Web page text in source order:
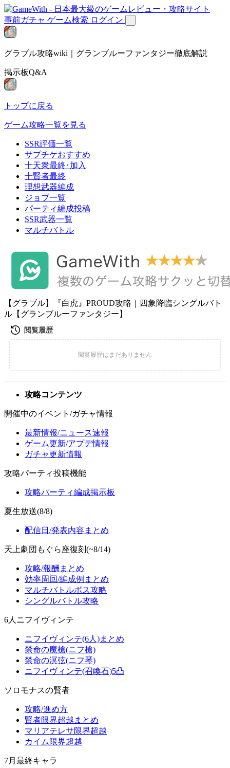
事前ガチャ ゲーム検索 ログイン
グラブル攻略wiki｜グランブルーファンタジー徹底解説
掲示板Q&A
トップに戻る
ゲーム攻略一覧を見る
SSR評価一覧
サプチケおすすめ
十天衆最終･加入
十賢者最終
理想武器編成
ジョブ一覧
パーティ編成投稿
SSR武器一覧
マルチバトル
【グラブル】『白虎』PROUD攻略｜四象降臨シングルバト
ル【グランブルーファンタジー】
攻略コンテンツ
開催中のイベント/ガチャ情報
最新情報/ニュース速報
ゲーム更新/アプデ情報
ガチャ更新情報
攻略パーティ投稿機能
攻略パーティ編成掲示板
夏生放送(8/8)
配信日/発表内容まとめ
天上劇団もぐら座復刻(~8/14)
攻略/報酬まとめ
効率周回/編成例まとめ
マルチバトルボス攻略
シングルバトル攻略
6人ニフイヴィンテ
ニフイヴィンテ(6人)まとめ
禁命の魔槍(ニフ槍)
禁命の溟弦(ニフ琴)
ニフイヴィンテ(召喚石)5凸
ソロモナスの賢者
攻略/進め方
賢者限界超越まとめ
マリアテレサ限界超越
カイム限界超越
7月最終キャラ